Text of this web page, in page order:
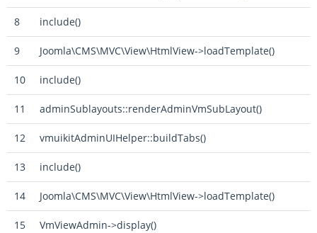
8 include()
9 Joomla\CMS\MVC\View\HtmlView->loadTemplate()
10 include()
11 adminSublayouts::renderAdminVmSubLayout()
12 vmuikitAdminUIHelper::buildTabs()
13 include()
14 Joomla\CMS\MVC\View\HtmlView->loadTemplate()
15 VmViewAdmin->display()